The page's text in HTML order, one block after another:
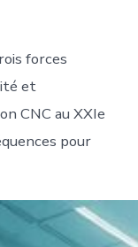
forces
et
CNC au XXIe
pour